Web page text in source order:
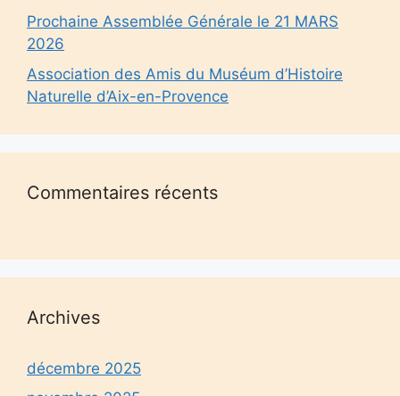
Prochaine Assemblée Générale le 21 MARS
2026
Association des Amis du Muséum d’Histoire
Naturelle d’Aix-en-Provence
Commentaires récents
Archives
décembre 2025